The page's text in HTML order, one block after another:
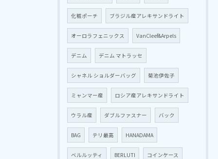
化粧ポーチ ブラジル産アレキサンドライト
オーロラフェニックス VanCleef&Arpels
デニム デニム マトラッセ
シャネル ショルダーバッグ 菊池伊佐子
ミャンマー産 ロシア産アレキサンドライト
ウラル産 ダブルファスナー バック
BAG テリ最高 HANADAMA
ベルルッティ BERLUTI コインケース